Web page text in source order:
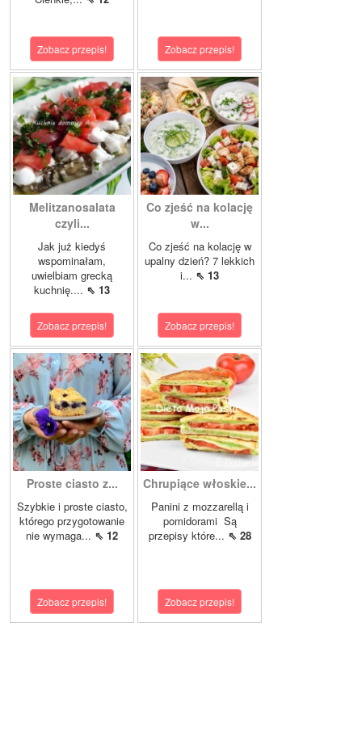
Zobacz przepis! Zobacz przepis!
Melitzanosalata
czyli...
Jak już kiedyś
wspominałam,
uwielbiam grecką
kuchnię.... ⇖ 13
Zobacz przepis!
Co zjeść na kolację
w...
Co zjeść na kolację w
upalny dzień? 7 lekkich
i... ⇖ 13
Zobacz przepis!
Proste ciasto z...
Szybkie i proste ciasto,
którego przygotowanie
nie wymaga... ⇖ 12
Zobacz przepis!
Chrupiące włoskie...
Panini z mozzarellą i
pomidorami Są
przepisy które... ⇖ 28
Zobacz przepis!